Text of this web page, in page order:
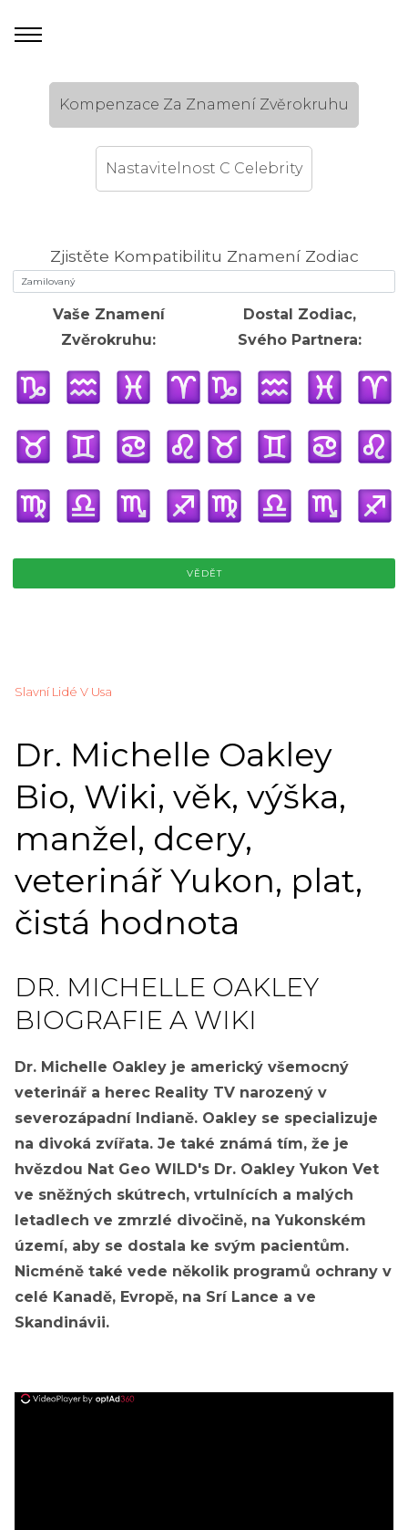
Kompenzace Za Znamení Zvěrokruhu
Nastavitelnost C Celebrity
Zjistěte Kompatibilitu Znamení Zodiac
Vaše Znamení
Zvěrokruhu:
Dostal Zodiac,
Svého Partnera:
VĚDĚT
Slavní Lidé V Usa
Dr. Michelle Oakley
Bio, Wiki, věk, výška,
manžel, dcery,
veterinář Yukon, plat,
čistá hodnota
DR. MICHELLE OAKLEY
BIOGRAFIE A WIKI
Dr. Michelle Oakley je americký všemocný
veterinář a herec Reality TV narozený v
severozápadní Indianě. Oakley se specializuje
na divoká zvířata. Je také známá tím, že je
hvězdou Nat Geo WILD's Dr. Oakley Yukon Vet
ve sněžných skútrech, vrtulnících a malých
letadlech ve zmrzlé divočině, na Yukonském
území, aby se dostala ke svým pacientům.
Nicméně také vede několik programů ochrany v
celé Kanadě, Evropě, na Srí Lance a ve
Skandinávii.